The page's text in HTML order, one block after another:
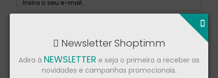
Partilhar
Newsletter Shoptimm
Adira à NEWSLETTER e seja o primeiro a receber as
novidades e campanhas promocionais.